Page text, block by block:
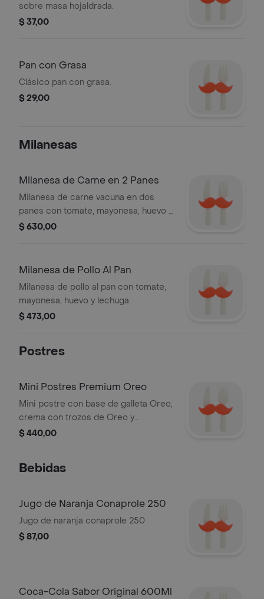
sobre masa hojaldrada.
$ 37,00
Pan con Grasa
Clásico pan con grasa.
$ 29,00
Milanesas
Milanesa de Carne en 2 Panes
Milanesa de carne vacuna en dos
panes con tomate, mayonesa, huevo y
lechuga.
$ 630,00
Milanesa de Pollo Al Pan
Milanesa de pollo al pan con tomate,
mayonesa, huevo y lechuga.
$ 473,00
Postres
Mini Postres Premium Oreo
Mini postre con base de galleta Oreo,
crema con trozos de Oreo y
decoración de crema batida.
$ 440,00
Bebidas
Jugo de Naranja Conaprole 250
Jugo de naranja conaprole 250
$ 87,00
Coca-Cola Sabor Original 600Ml